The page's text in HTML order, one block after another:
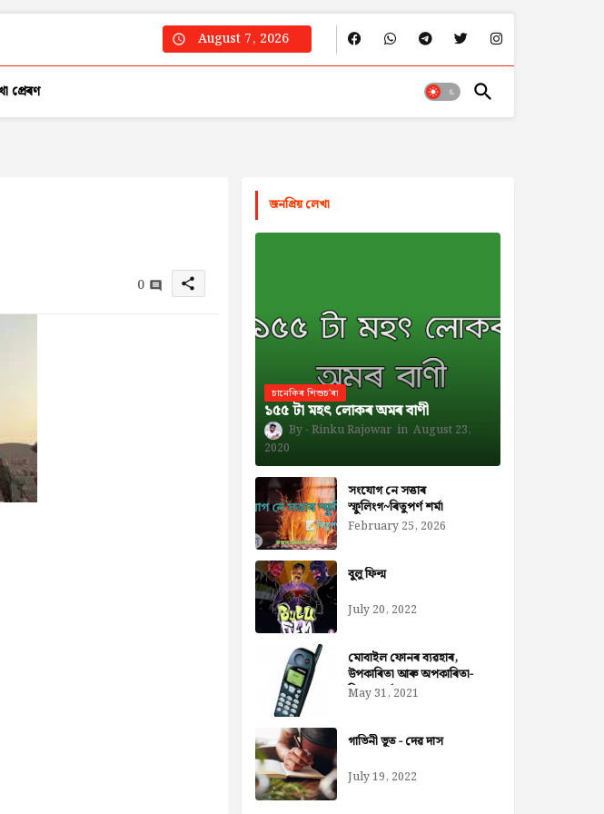
August 7, 2026
প্ৰেৰণ
0 share
জনপ্রিয় লেখা
চানেকিৰ শিশুচ'ৰা
১৫৫ টা মহৎ লোকৰ অমৰ বাণী
Rinku Rajowar
August 23,
2020
সংযোগ নে সত্তাৰ
স্ফুলিংগ~ৰিতুপৰ্ণ শৰ্মা
February 25, 2026
বুলু ফিল্ম
July 20, 2022
মোবাইল ফোনৰ ব্যৱহাৰ,
উপকাৰিতা আৰু অপকাৰিতা-
নিজৰা বৰ্মন ডেকা
May 31, 2021
গাভিনী ভূত - দেৱ দাস
July 19, 2022